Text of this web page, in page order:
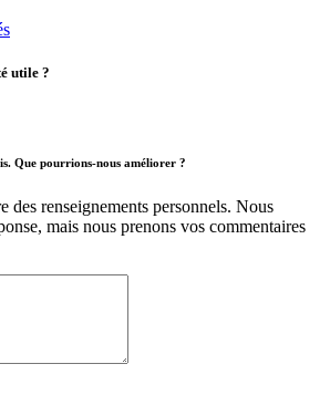
utile ?
Que pourrions-nous améliorer ?
des renseignements personnels. Nous
mais nous prenons vos commentaires